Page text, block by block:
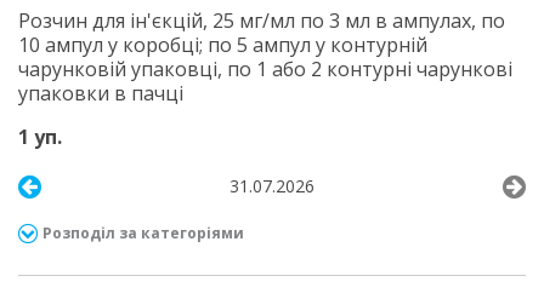
Розчин для ін'єкцій, 25 мг/мл по 3 мл в ампулах, по
10 ампул у коробці; по 5 ампул у контурній
чарунковій упаковці, по 1 або 2 контурні чарункові
упаковки в пачці
1 уп.
31.07.2026
Розподіл за категоріями